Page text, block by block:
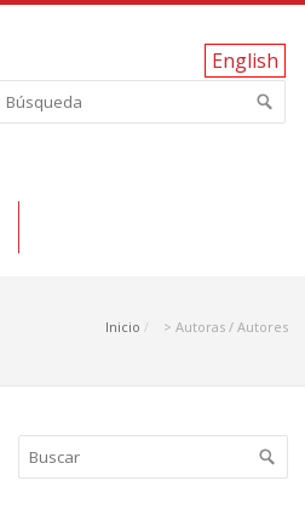
English
Inicio > Autoras / Autores